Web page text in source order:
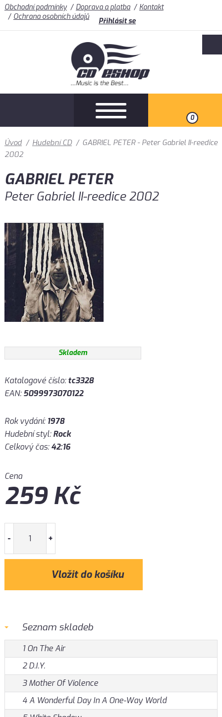
Obchodní podmínky Doprava a platba
Kontakt
Ochrana osobních údajů
Přihlásit se
0
Úvod / Hudební CD / GABRIEL PETER - Peter Gabriel II-reedice
2002
GABRIEL PETER
Peter Gabriel II-reedice 2002
Skladem
Katalogové číslo:tc3328
EAN:5099973070122
Rok vydání: 1978
Hudební styl:Rock
Celkový čas:42:16
Cena
259Kč
- +
Seznam skladeb
1 On The Air
2 D.I.Y.
3 Mother Of Violence
4 A Wonderful Day In A One-Way World